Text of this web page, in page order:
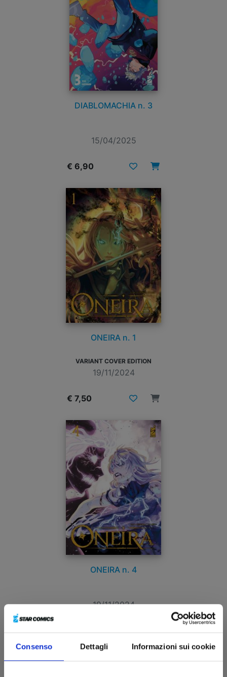
Consenso Dettagli Informazioni sui cookie
DIABLOMACHIA n. 3
15/04/2025
€ 6,90
ONEIRA n. 1
VARIANT COVER EDITION
19/11/2024
€ 7,50
ONEIRA n. 4
19/11/2024
€ 6,90